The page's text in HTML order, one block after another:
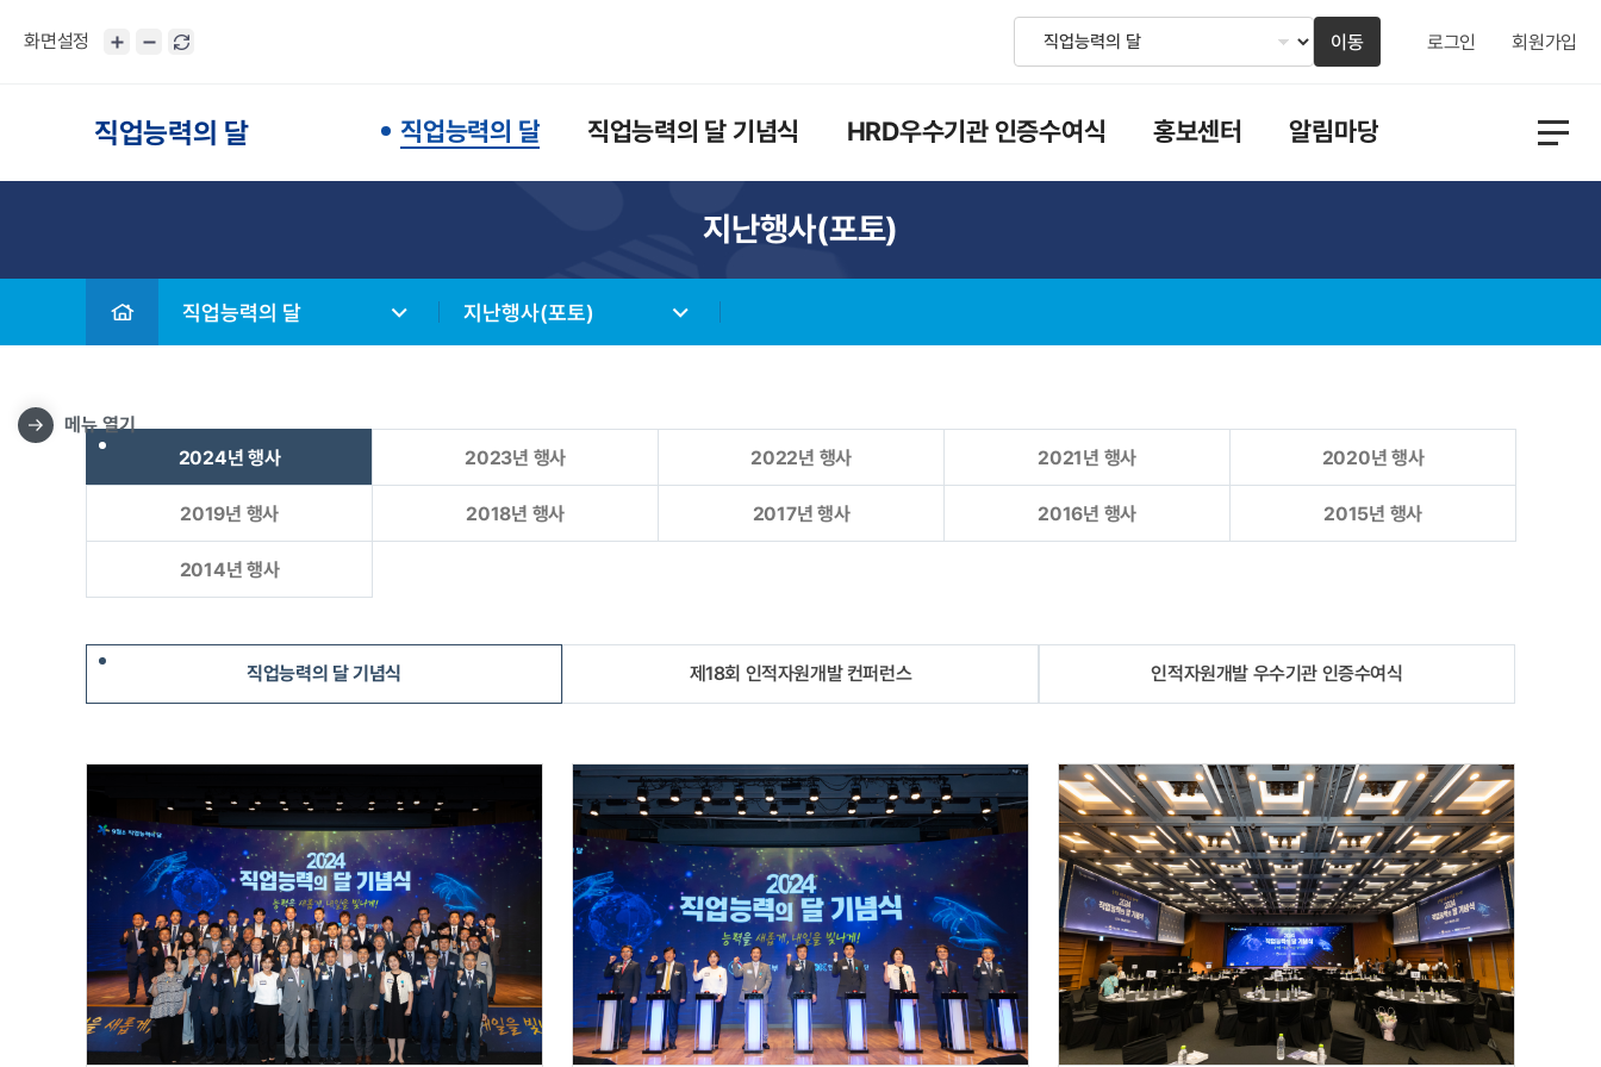
화면설정 이동 로그인 회원가입
직업능력의 달 직업능력의 달 직업능력의 달 기념식 HRD우수기관 인증수여식 홍보센터 알림마당
지난행사(포토)
메뉴 열기
직업능력의 달 지난행사(포토)
2024년 행사 2023년 행사 2022년 행사 2021년 행사 2020년 행사
2019년 행사 2018년 행사 2017년 행사 2016년 행사 2015년 행사
2014년 행사
직업능력의 달 기념식 제18회 인적자원개발 컨퍼런스 인적자원개발 우수기관 인증수여식